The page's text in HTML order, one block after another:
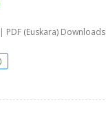
PDF (Euskara) Downloads